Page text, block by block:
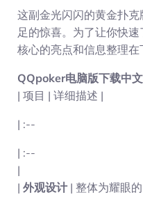
这副金光闪闪的黄金扑
足的惊喜。为了让你快
核心的亮点和信息整理在
QQpoker电脑版下载中
| 项目 | 详细描述 |
| :--
| :--
|
| 外观设计 | 整体为耀眼的